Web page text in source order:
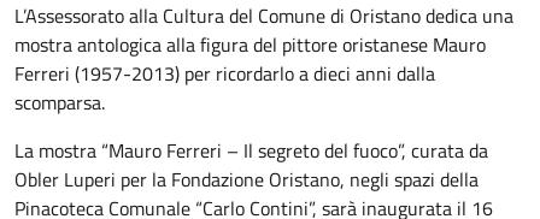
L’Assessorato alla Cultura del Comune di Oristano dedica una
mostra antologica alla figura del pittore oristanese Mauro
Ferreri (1957-2013) per ricordarlo a dieci anni dalla
scomparsa.
La mostra “Mauro Ferreri – Il segreto del fuoco”, curata da
Obler Luperi per la Fondazione Oristano, negli spazi della
Pinacoteca Comunale “Carlo Contini”, sarà inaugurata il 16